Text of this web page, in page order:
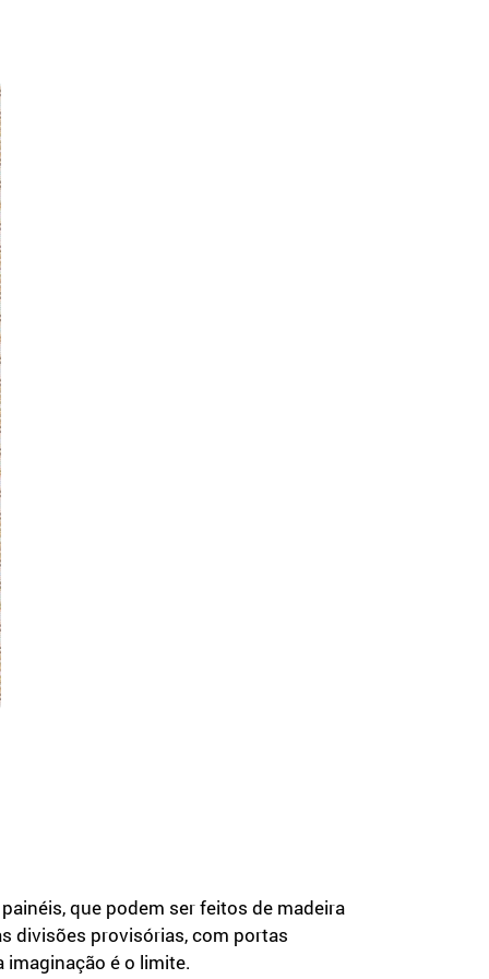
que podem ser feitos de madeira
divisões provisórias, com portas
é o limite.